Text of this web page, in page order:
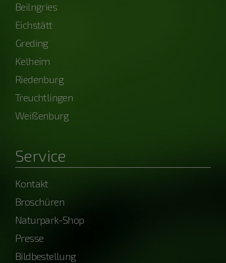
Beilngries
Eichstätt
Greding
Kelheim
Riedenburg
Treuchtlingen
Weißenburg
Service
Kontakt
Broschüren
Naturpark-Shop
Presse
Bildbestellung